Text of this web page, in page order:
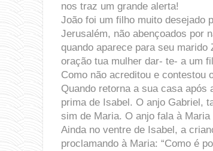
nos traz um grande alerta!
João foi um filho muito desejado
Jerusalém, não abençoados por
quando aparece para seu
oração tua mulher dar- te- a um
Como não acreditou e contestou
Quando retorna a sua casa
prima de Isabel. O anjo Gabriel,
sim de Maria. O anjo fala à
Ainda no ventre de Isabel, a
proclamando à Maria: “Como é